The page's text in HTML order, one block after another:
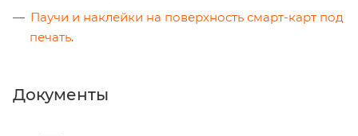
Паучи и наклейки на поверхность смарт-карт под
печать.
Документы